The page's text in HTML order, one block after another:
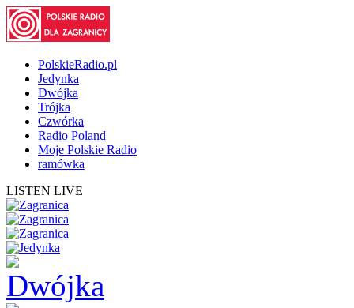
PolskieRadio.pl
Jedynka
Dwójka
Trójka
Czwórka
Radio Poland
Moje Polskie Radio
ramówka
LISTEN LIVE